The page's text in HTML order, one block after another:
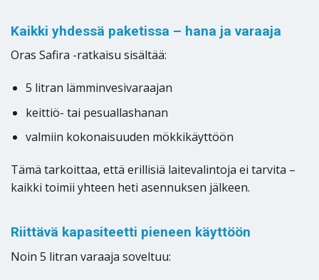
Kaikki yhdessä paketissa – hana ja varaaja
Oras Safira -ratkaisu sisältää:
5 litran lämminvesivaraajan
keittiö- tai pesuallashanan
valmiin kokonaisuuden mökkikäyttöön
Tämä tarkoittaa, että erillisiä laitevalintoja ei tarvita –
kaikki toimii yhteen heti asennuksen jälkeen.
Riittävä kapasiteetti pieneen käyttöön
Noin 5 litran varaaja soveltuu: